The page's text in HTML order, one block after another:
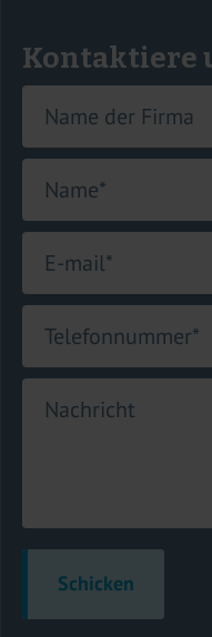
Kontaktiere
Name der Firma
Name*
E-mail*
Telefonnummer*
Nachricht
Schicken